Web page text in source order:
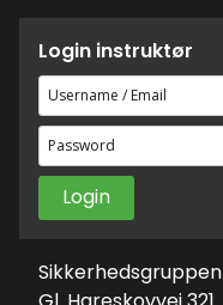
Login instruktør
Brugernavn
eller
e-
mailadresse
Adgangskode
Sikkerhedsgruppen